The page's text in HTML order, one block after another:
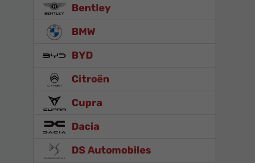
Bentley
BMW
BYD
Citroën
Cupra
Dacia
DS Automobiles